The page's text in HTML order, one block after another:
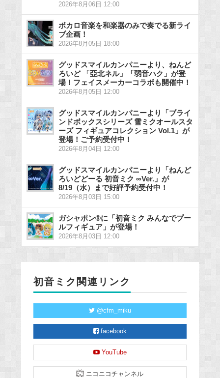
2026年8月06日 12:00
ボカロ音楽を和楽器のみで奏でる新ライ
ブ企画！
2026年8月05日 18:00
グッドスマイルカンパニーより、ねんど
ろいど 「亞北ネル」「弱音ハク」が登
場！フェイスメーカーコラボも開催中！
2026年8月05日 12:00
グッドスマイルカンパニーより「ブライ
ンドボックスシリーズ 雪ミクオールスタ
ーズ フィギュアコレクション Vol.1」が
登場！ご予約受付中！
2026年8月04日 12:00
グッドスマイルカンパニーより「ねんど
ろいどどーる 初音ミク ∞Ver.」が
8/19（水）まで好評予約受付中！
2026年8月03日 15:00
ガシャポン®に「初音ミク みんなでプー
ルフィギュア」が登場！
2026年8月03日 12:00
初音ミク関連リンク
@cfm_miku
facebook
YouTube
ニコニコチャンネル